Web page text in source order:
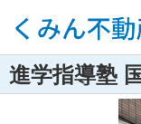
進学指導塾